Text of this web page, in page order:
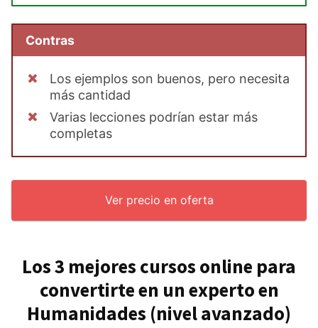
Contras
Los ejemplos son buenos, pero necesita
más cantidad
Varias lecciones podrían estar más
completas
Ver precio en oferta
Los 3 mejores cursos online para
convertirte en un experto en
Humanidades (nivel avanzado)